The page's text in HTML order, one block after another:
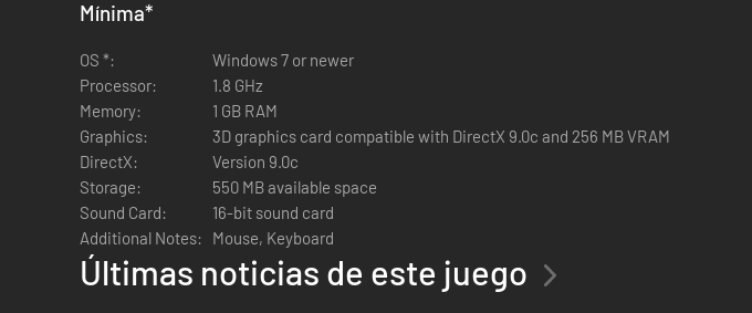
Mínima*
OS *:
Windows 7 or newer
Processor:
1.8 GHz
Memory:
1 GB RAM
Graphics:
3D graphics card compatible with DirectX 9.0c and 256 MB VRAM
DirectX:
Version 9.0c
Storage:
550 MB available space
Sound Card:
16-bit sound card
Additional Notes:
Mouse, Keyboard
Últimas noticias de este juego